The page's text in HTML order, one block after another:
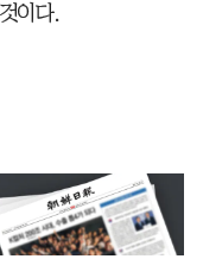
이다.